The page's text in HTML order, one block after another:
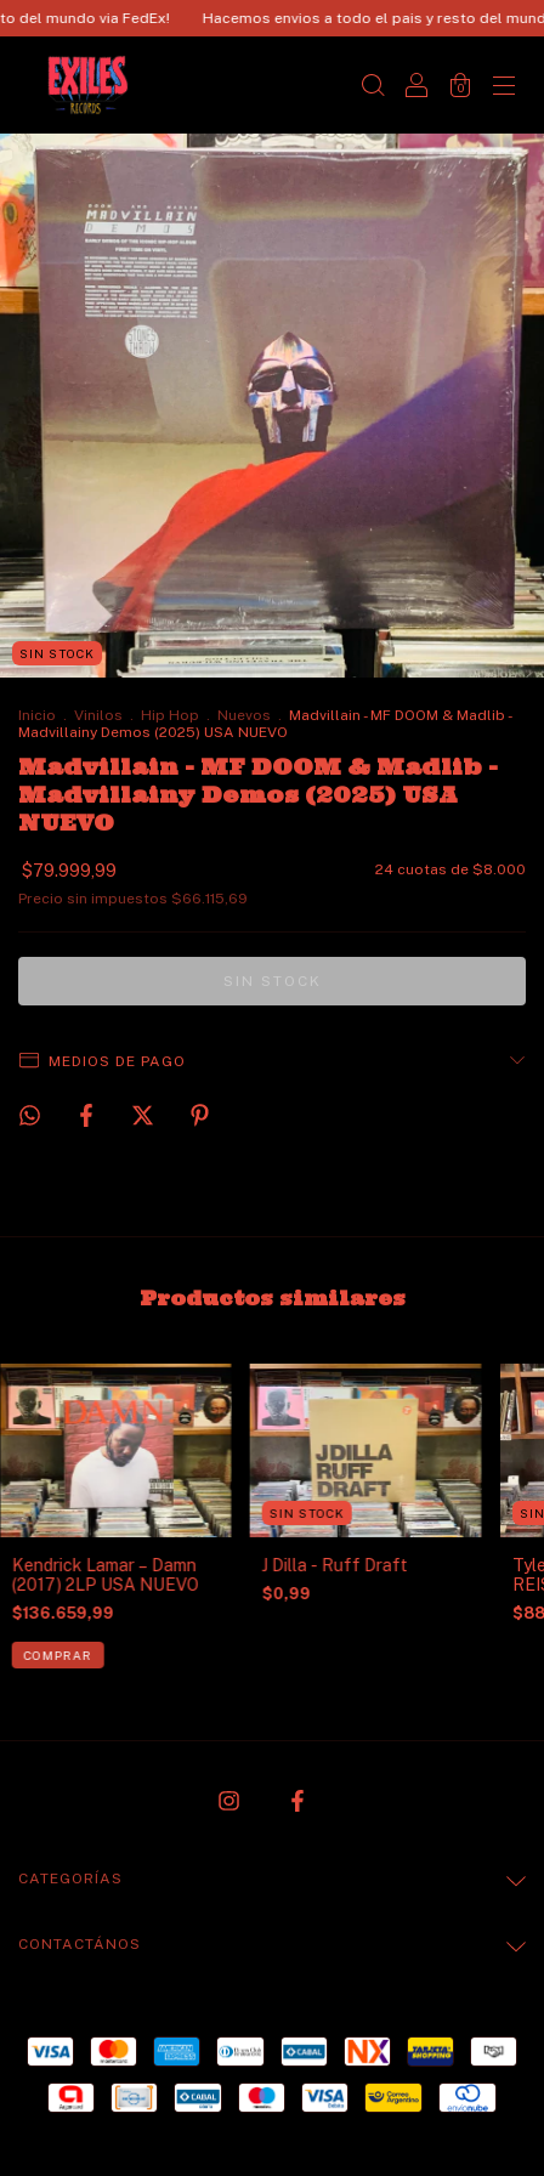
mundo via FedEx! Hacemos envios a todo el pais y resto del mundo
0
SIN STOCK
Inicio . Vinilos . Hip Hop . Nuevos . Madvillain - MF DOOM & Madlib -
Madvillainy Demos (2025) USA NUEVO
Madvillain - MF DOOM & Madlib -
Madvillainy Demos (2025) USA
NUEVO
$79.999,99 24 cuotas de $8.000
Precio sin impuestos $66.115,69
MEDIOS DE PAGO
Productos similares
Kendrick Lamar – Damn
(2017) 2LP USA NUEVO
$136.659,99
SIN STOCK
J Dilla - Ruff Draft
$0,99
CATEGORÍAS
CONTACTÁNOS